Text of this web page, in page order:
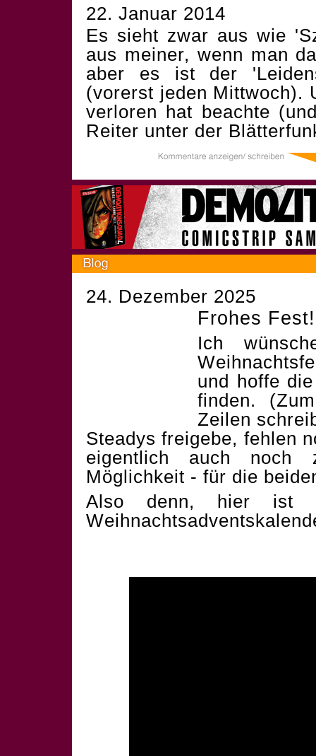
22. Januar 2014
Es sieht zwar aus wie
aus meiner, wenn man
aber es ist der
(vorerst jeden Mittwoch).
verloren hat beachte
Reiter unter der
24. Dezember 2025
Frohes Fest!
Ich
und hoffe
finden.
Zeilen
Steadys freigebe, fehlen
eigentlich auch noch
Möglichkeit - für die
Also denn, hier ist